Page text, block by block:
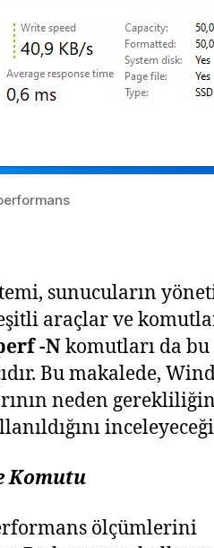
sunucuların
araçlar ve
-Nkomutları da bu
Bu makalede,
neden
Komutu
ölçümlerini